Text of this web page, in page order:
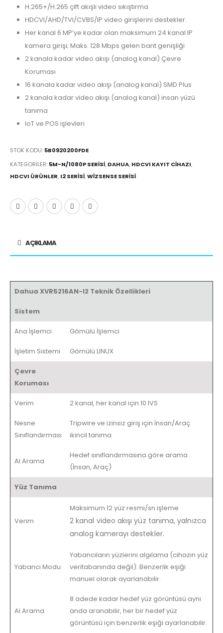
H.265+/H.265 çift akışlı video sıkıştırma
HDCVI/AHD/TVI/CVBS/IP video girişlerini destekler.
Her kanal 6 MP’ye kadar olan maksimum 24 kanal IP
kamera girişi; Maks. 128 Mbps gelen bant genişliği
2 kanala kadar video akışı (analog kanal) Çevre
Koruması
16 kanala kadar video akışı (analog kanal) SMD Plus
2 kanala kadar video akışı (analog kanal) insan yüzü
tanıma
IoT ve POS işlevleri
STOK KODU: 5B0920200FDE
KATEGORILER: 5M-N/1080P SERISI, DAHUA, HDCVI KAYIT CIHAZI,
HDCVI ÜRÜNLER, I2 SERISI,WIZSENSE SERISI
AÇIKLAMA
Dahua XVR5216AN-I2 Teknik Özellikleri
Sistem
Ana İşlemci Gömülü İşlemci
İşletim Sistemi Gömülü LINUX
Çevre
Koruması
Verim 2 kanal, her kanal için 10 IVS
Nesne
Sınıflandırması
Tripwire ve izinsiz giriş için İnsan/Araç
ikincil tanıma
AI Arama
Hedef sınıflandırmasına göre arama
(İnsan, Araç)
Yüz Tanıma
Verim
Maksimum 12 yüz resmi/sn işleme
2 kanal video akışı yüz tanıma, yalnızca
analog kamerayı destekler.
Yabancı Modu
Yabancıların yüzlerini algılama (cihazın yüz
veritabanında değil). Benzerlik eşiği
manuel olarak ayarlanabilir.
AI Arama
8 adede kadar hedef yüz görüntüsü aynı
anda aranabilir, her bir hedef yüz
görüntüsü için benzerlik eşiği ayarlanabilir.